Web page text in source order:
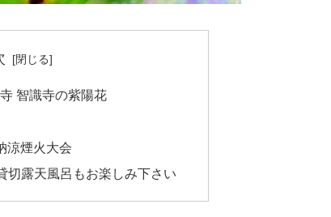
智識寺の紫陽花
涼煙火大会
露天風呂もお楽しみ下さい